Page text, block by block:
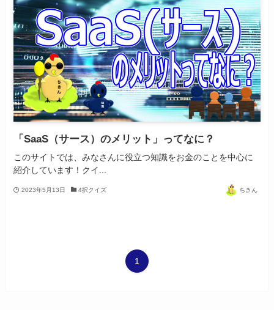
「SaaS（サース）のメリット」ってなに？
このサイトでは、みなさんに役立つ知識をお金のことを中心に
紹介しています！クイ...
2023年5月13日 4択クイズ ちきん
1